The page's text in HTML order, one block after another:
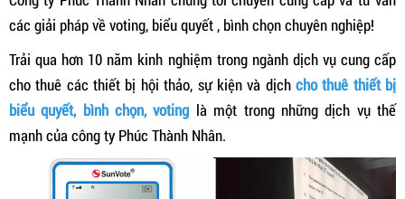
các giải pháp về voting, biểu quyết , bình chọn chuyên nghiệp!
Trải qua hơn 10 năm kinh nghiệm trong ngành dịch vụ cung cấp
cho thuê các thiết bị hội thảo, sự kiện và dịch cho thuê thiết bị
biểu quyết, bình chọn, voting là một trong những dịch vụ thế
mạnh của công ty Phúc Thành Nhân.